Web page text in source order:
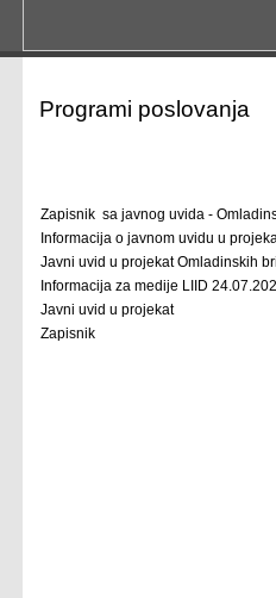
Programi poslovanja
Zapisnik sa javnog uvida -
Informacija o javnom uvidu u
Javni uvid u projekat Omladinskih
Informacija za medije LIID
Javni uvid u projekat
Zapisnik